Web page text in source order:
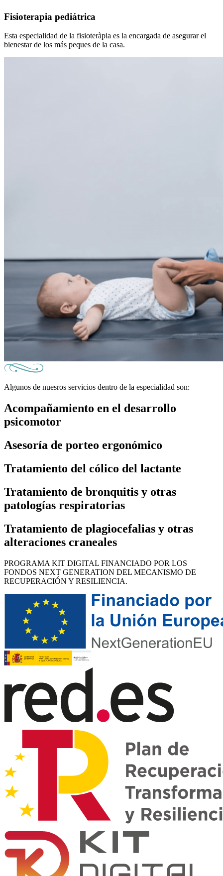
Fisioterapia pediátrica
Esta especialidad de la fisioteràpia es la encargada de asegurar el
bienestar de los más peques de la casa.
Algunos de nuesros servicios dentro de la especialidad son:
Acompañamiento en el desarrollo
psicomotor
Asesoría de porteo ergonómico
Tratamiento del cólico del lactante
Tratamiento de bronquitis y otras
patologías respiratorias
Tratamiento de plagiocefalias y otras
alteraciones craneales
PROGRAMA KIT DIGITAL FINANCIADO POR LOS
FONDOS NEXT GENERATION DEL MECANISMO DE
RECUPERACIÓN Y RESILIENCIA.